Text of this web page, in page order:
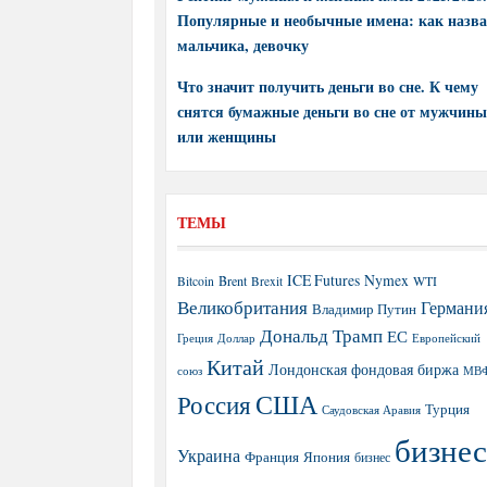
Популярные и необычные имена: как
мальчика, девочку
Что значит получить деньги во сне. К чему
снятся бумажные деньги во сне от мужчины
или женщины
ТЕМЫ
Bitcoin Brent Brexit ICE Futures Nymex WTI
Великобритания Владимир Путин
Греция Доллар Дональд Трамп ЕС Европейский
союз Китай Лондонская фондовая биржа
РоссияСША Саудовская Аравия Турция
Украина Франция Япония бизнес бизнес